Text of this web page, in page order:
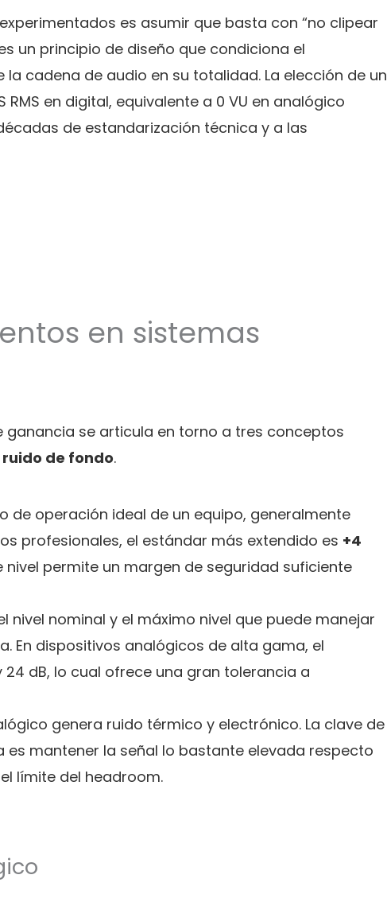
es asumir que basta con “no clipear
un principio de diseño que condiciona el
cadena de audio en su totalidad. La elección de un
en digital, equivalente a 0 VU en analógico
de estandarización técnica y a las
en sistemas
ganancia se articula en torno a tres conceptos
ruido de fondo.
de operación ideal de un equipo, generalmente
profesionales, el estándar más extendido es +4
nivel permite un margen de seguridad suficiente
nivel nominal y el máximo nivel que puede manejar
En dispositivos analógicos de alta gama, el
dB, lo cual ofrece una gran tolerancia a
genera ruido térmico y electrónico. La clave de
mantener la señal lo bastante elevada respecto
límite del headroom.